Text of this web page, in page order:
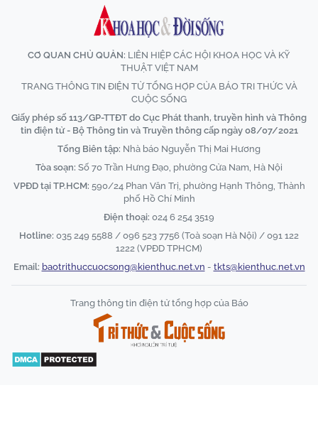
CƠ QUAN CHỦ QUẢN: LIÊN HIỆP CÁC HỘI KHOA HỌC VÀ KỸ
THUẬT VIỆT NAM
TRANG THÔNG TIN ĐIỆN TỬ TỔNG HỢP CỦA BÁO TRI THỨC VÀ
CUỘC SỐNG
Giấy phép số 113/GP-TTĐT do Cục Phát thanh, truyền hình và Thông
tin điện tử - Bộ Thông tin và Truyền thông cấp ngày 08/07/2021
Tổng Biên tập: Nhà báo Nguyễn Thị Mai Hương
Tòa soạn: Số 70 Trần Hưng Đạo, phường Cửa Nam, Hà Nội
VPĐD tại TP.HCM: 590/24 Phan Văn Trị, phường Hạnh Thông, Thành
phố Hồ Chí Minh
Điện thoại: 024 6 254 3519
Hotline: 035 249 5588 / 096 523 7756 (Toà soạn Hà Nội) / 091 122
1222 (VPĐD TPHCM)
Email: baotrithuccuocsong@kienthuc.net.vn - tkts@kienthuc.net.vn
Trang thông tin điện tử tổng hợp của Báo